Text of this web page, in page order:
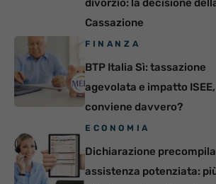
divorzio: la decisione
Cassazione
FINANZA
BTP Italia Sì: tassazione
agevolata e impatto ISEE,
conviene davvero?
ECONOMIA
Dichiarazione
assistenza potenziata: